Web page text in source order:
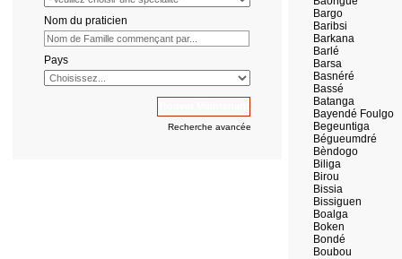
Nom du praticien
Pays
Recherche avancée
Bargo
Baribsi
Barkana
Barlé
Barsa
Basnéré
Bassé
Batanga
Bayendé Foulgo
Begeuntiga
Bégueumdré
Bèndogo
Biliga
Birou
Bissia
Bissiguen
Boalga
Boken
Bondé
Boubou